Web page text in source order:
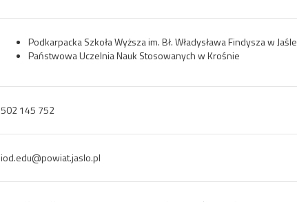
Podkarpacka Szkoła Wyższa im. Bł. Władysława Findysza w Jaśle
Państwowa Uczelnia Nauk Stosowanych w Krośnie
502 145 752
iod.edu@powiat.jaslo.pl